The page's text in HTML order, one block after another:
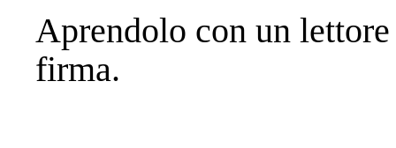
Aprendolo con un
firma.